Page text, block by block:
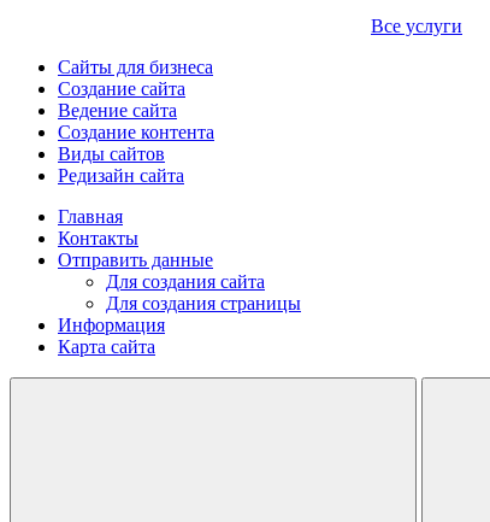
Все услуги
Сайты для бизнеса
Создание сайта
Ведение сайта
Создание контента
Виды сайтов
Редизайн сайта
Главная
Контакты
Отправить данные
Для создания сайта
Для создания страницы
Информация
Карта сайта